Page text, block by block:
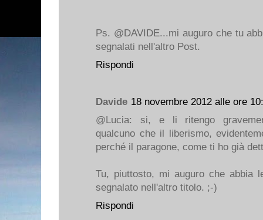
Ps. @DAVIDE...mi auguro che tu
segnalati nell'altro Post.
Rispondi
Davide 18 novembre 2012 alle ore
@Lucia: si, e li ritengo
qualcuno che il liberismo,
perché il paragone, come ti ho già
Tu, piuttosto, mi auguro che
segnalato nell'altro titolo. ;-)
Rispondi